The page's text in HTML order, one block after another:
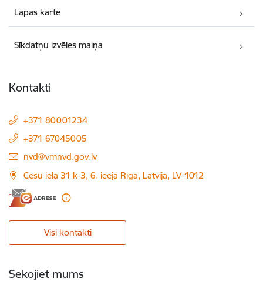
Lapas karte
Sīkdatņu izvēles maiņa
Kontakti
+371 80001234
+371 67045005
E-pasts:
nvd@vmnvd.gov.lv
Cēsu iela 31 k-3, 6. ieeja Rīga, Latvija, LV-1012
Visi kontakti
Sekojiet mums